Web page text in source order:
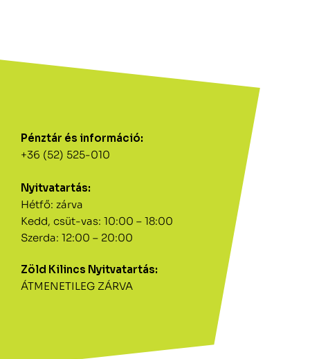
Pénztár és információ:
+36 (52) 525-010
Nyitvatartás:
Hétfő: zárva
Kedd, csüt-vas: 10:00 – 18:00
Szerda: 12:00 – 20:00
Zöld Kilincs Nyitvatartás:
ÁTMENETILEG ZÁRVA